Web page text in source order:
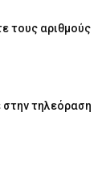
τους αριθμούς
στην τηλεόραση